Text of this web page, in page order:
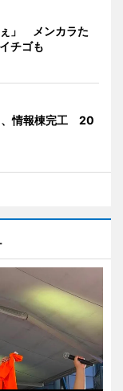
」 メンカラた
チゴも
、情報棟完工 20